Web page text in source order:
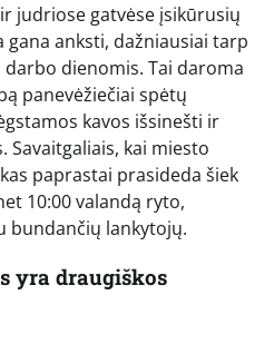
judriose gatvėse įsikūrusių
anksti, dažniausiai tarp
dienomis. Tai daroma
panevėžiečiai spėtų
kavos išsinešti ir
Savaitgaliais, kai miesto
paprastai prasideda šiek
10:00 valandą ryto,
bundančių lankytojų.
yra draugiškos